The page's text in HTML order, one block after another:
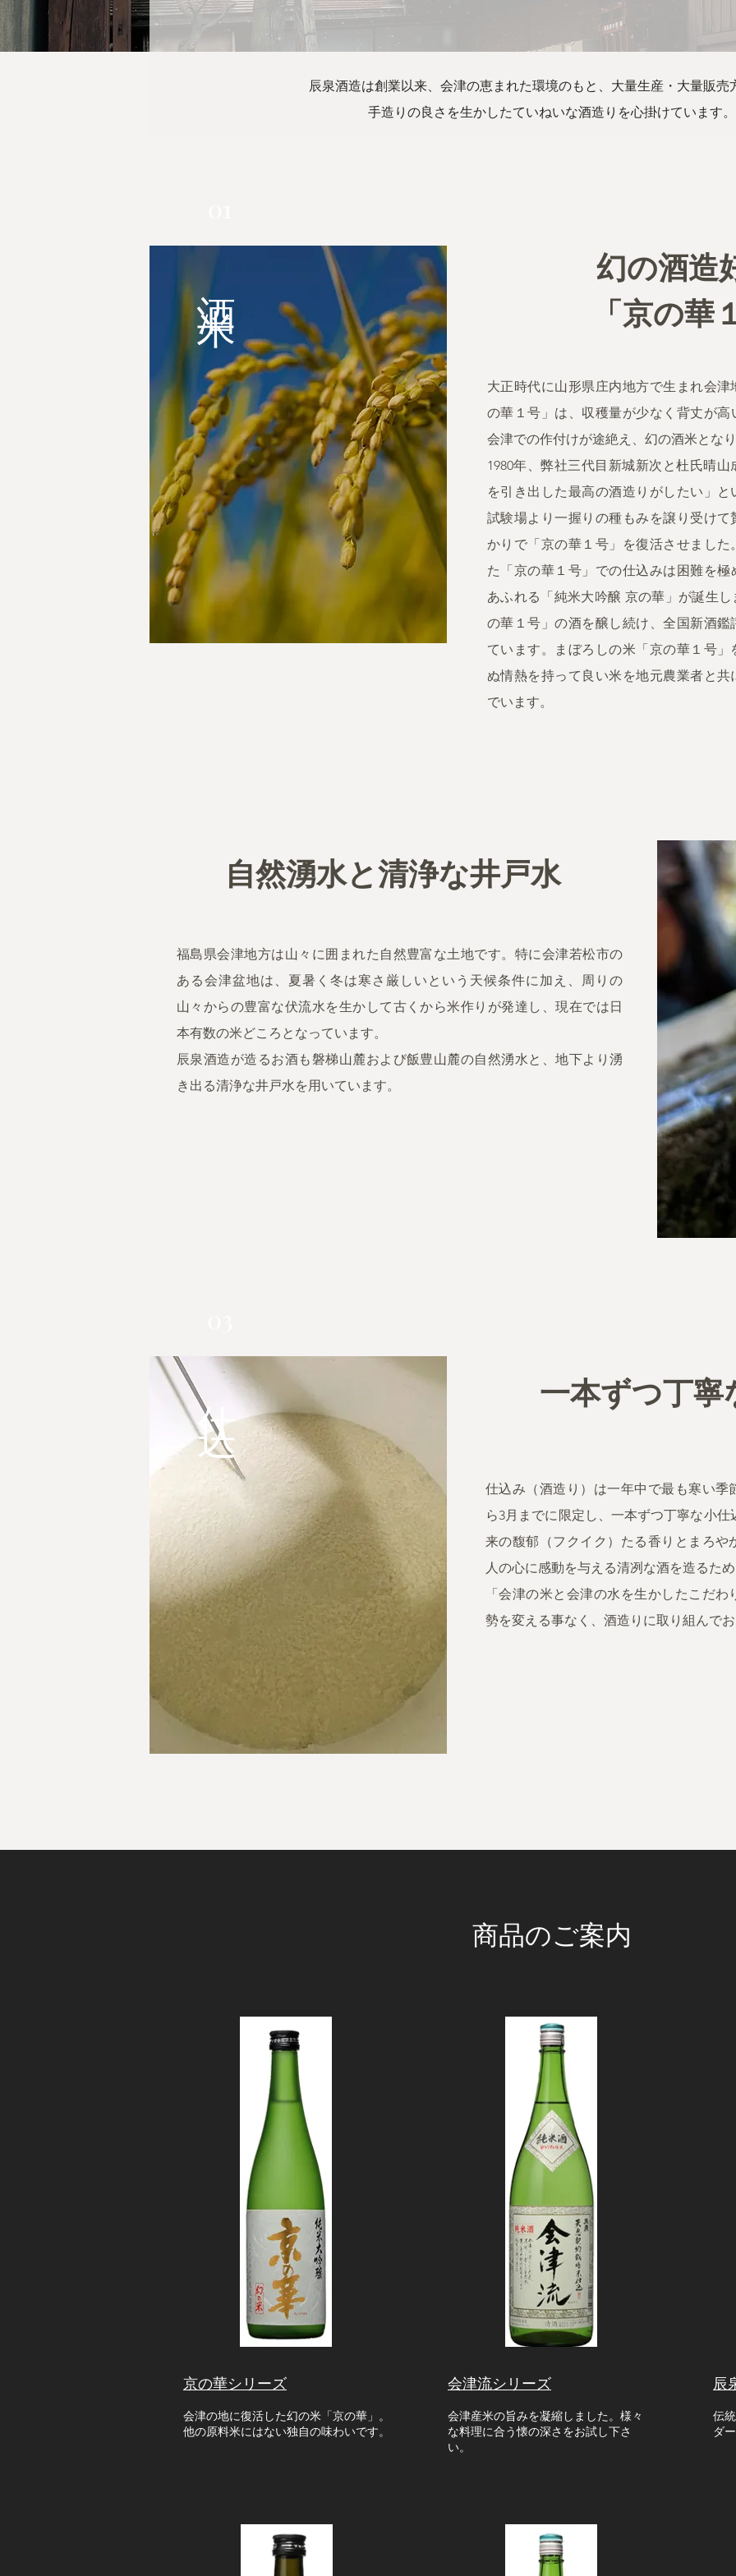
辰泉酒造は創業以来、会津の恵まれた環境のもと、大量生産・大量販売
手造りの良さを生かしたていねいな酒造りを心掛けています。
幻の酒造
「京の華
大正時代に山形県庄内地方で生まれ会
の華１号」は、収穫量が少なく背丈が
会津での作付けが途絶え、幻の酒米とな
1980年、弊社三代目新城新次と杜氏晴
を引き出した最高の酒造りがしたい」
試験場より一握りの種もみを譲り受け
かりで「京の華１号」を復活させまし
た「京の華１号」での仕込みは困難を
あふれる「純米大吟醸 京の華」が誕生
の華１号」の酒を醸し続け、全国新酒
ています。まぼろしの米「京の華１号
ぬ情熱を持って良い米を地元農業者と
でいます。
自然湧水と清浄な井戸水
福島県会津地方は山々に囲まれた自然豊富な土地です。特に会津若松市の
ある会津盆地は、夏暑く冬は寒さ厳しいという天候条件に加え、周りの
山々からの豊富な伏流水を生かして古くから米作りが発達し、現在では日
本有数の米どころとなっています。
辰泉酒造が造るお酒も磐梯山麓および飯豊山麓の自然湧水と、地下より湧
き出る清浄な井戸水を用いています。
仕込 一本ずつ丁寧
仕込み（酒造り）は一年中で最も寒い季
ら3月までに限定し、一本ずつ丁寧な小
来の馥郁（フクイク）たる香りとまろ
人の心に感動を与える清冽な酒を造るた
「会津の米と会津の水を生かしたこだ
勢を変える事なく、酒造りに取り組んで
商品のご案内
京の華シリーズ
会津の地に復活した幻の米「京の華」 。
他の原料米にはない独自の味わいです。
会津流シリーズ
会津産米の旨みを凝縮しました。様々
な料理に合う懐の深さをお試し下さ
い。
辰
伝
ダ